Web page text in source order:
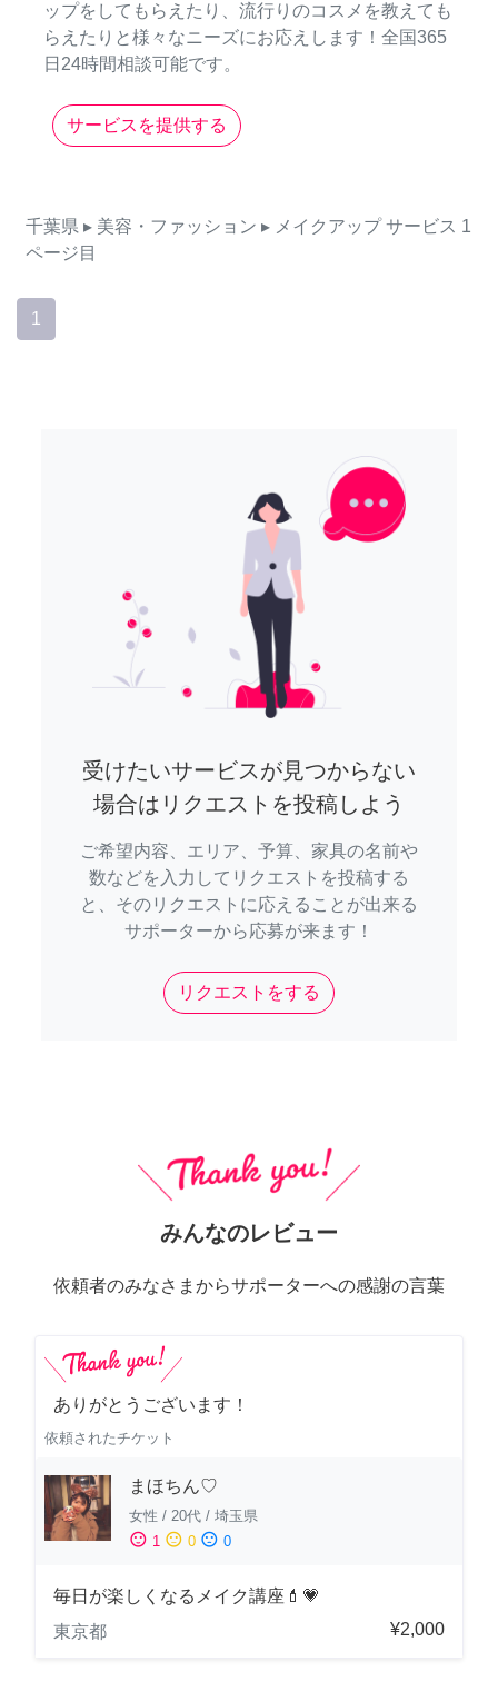
ップをしてもらえたり、流行りのコスメを教えても
らえたりと様々なニーズにお応えします！全国365
日24時間相談可能です。
サービスを提供する
千葉県 ▸ 美容・ファッション ▸ メイクアップ サービス 1
ページ目
1
受けたいサービスが見つからない
場合はリクエストを投稿しよう
ご希望内容、エリア、予算、家具の名前や
数などを入力してリクエストを投稿する
と、そのリクエストに応えることが出来る
サポーターから応募が来ます！
リクエストをする
みんなのレビュー
依頼者のみなさまからサポーターへの感謝の言葉
ありがとうございます！
依頼されたチケット
まほちん♡
女性 / 20代 / 埼玉県
sentiment_satisfied 1 sentiment_neutral 0 sentiment_dissatisfied 0
毎日が楽しくなるメイク講座💄💗
東京都
¥2,000